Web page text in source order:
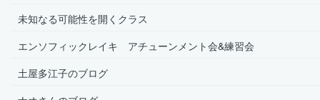
未知なる可能性を開くクラス
エンソフィックレイキ アチューンメント会&練習会
土屋多江子のブログ